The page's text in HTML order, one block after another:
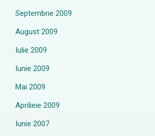
Septembrie 2009
August 2009
Iulie 2009
Iunie 2009
Mai 2009
Aprilieie 2009
Iunie 2007